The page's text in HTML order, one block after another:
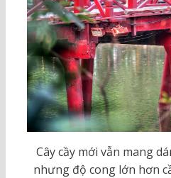
Cây cầy mới vẫn mang
nhưng độ cong lớn hơn